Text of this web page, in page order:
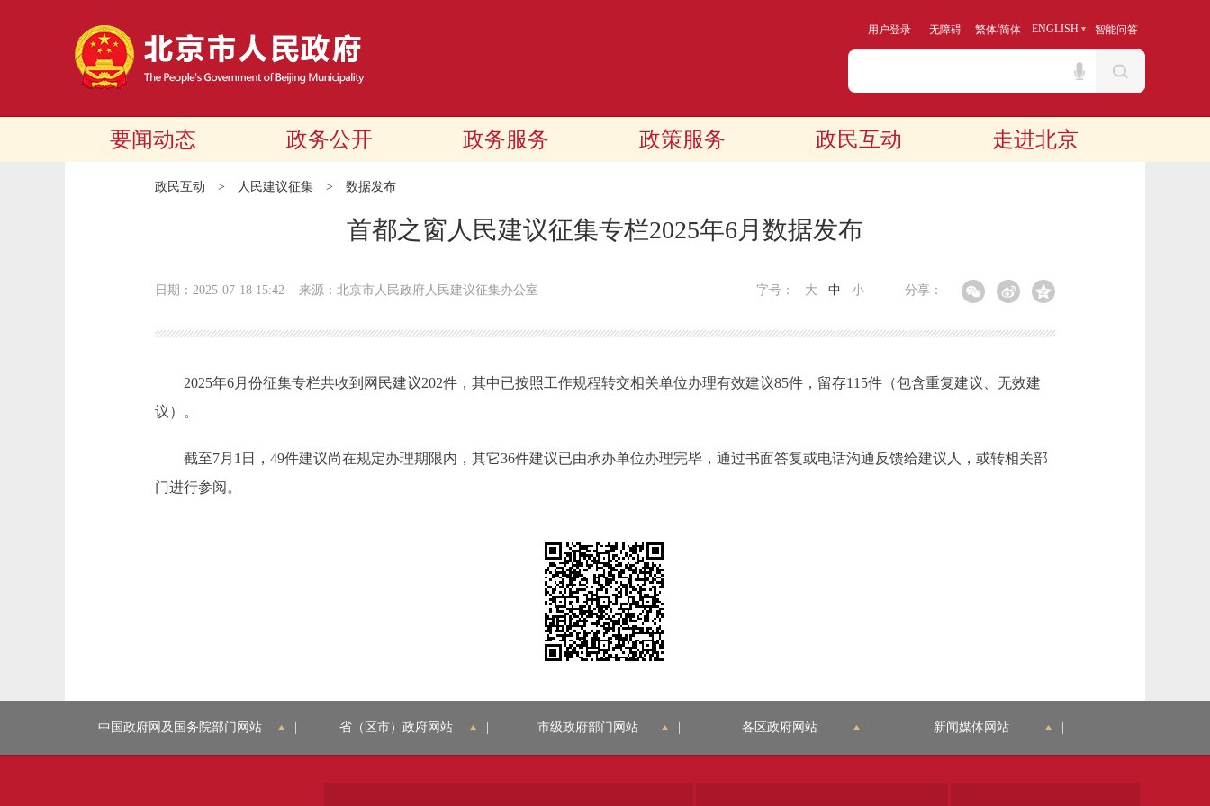
用户登录 无障碍 繁体/简体 ENGLISH 智能问答
要闻动态 政务公开 政务服务 政策服务 政民互动 走进北京
政民互动 > 人民建议征集 > 数据发布
首都之窗人民建议征集专栏2025年6月数据发布
日期：2025-07-18 15:42 来源：北京市人民政府人民建议征集办公室 分享：
字号： 大 中 小
2025年6月份征集专栏共收到网民建议202件，其中已按照工作规程转交相关单位办理有效建议85件，留存115件（包含重复建议、无效建
议）。
截至7月1日，49件建议尚在规定办理期限内，其它36件建议已由承办单位办理完毕，通过书面答复或电话沟通反馈给建议人，或转相关部
门进行参阅。
中国政府网及国务院部门网站 省（区市）政府网站 市级政府部门网站 各区政府网站 新闻媒体网站